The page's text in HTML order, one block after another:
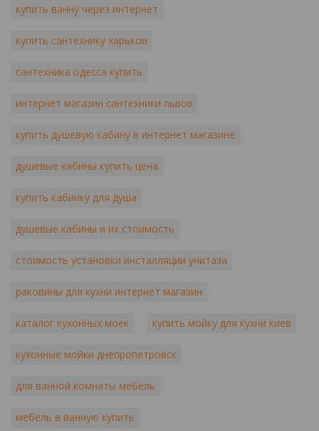
купить ванну через интернет
купить сантехнику харьков
сантехника одесса купить
интернет магазин сантехники львов
купить душевую кабину в интернет магазине
душевые кабины купить цена
купить кабинку для душа
душевые кабины и их стоимость
стоимость установки инсталляции унитаза
раковины для кухни интернет магазин
каталог кухонных моек купить мойку для кухни киев
кухонные мойки днепропетровск
для ванной комнаты мебель
мебель в ванную купить